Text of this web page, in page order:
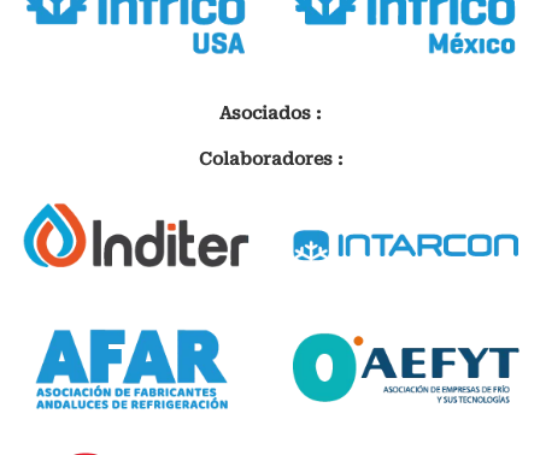
Asociados :
Colaboradores :